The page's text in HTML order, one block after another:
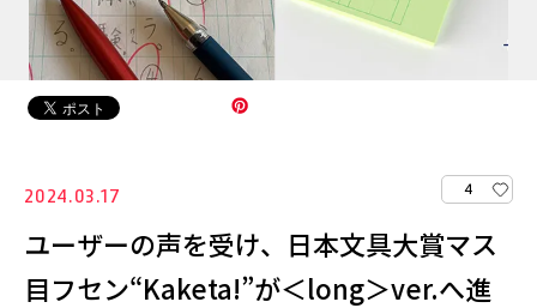
2024.03.17 4
ユーザーの声を受け、日本文具大賞マス
目フセン“Kaketa!”が＜long＞ver.へ進